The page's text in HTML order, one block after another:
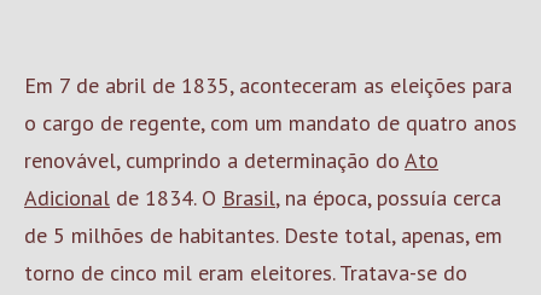
Em 7 de abril de 1835, aconteceram as eleições para
o cargo de regente, com um mandato de quatro anos
renovável, cumprindo a determinação do Ato
Adicional de 1834. O Brasil, na época, possuía cerca
de 5 milhões de habitantes. Deste total, apenas, em
torno de cinco mil eram eleitores. Tratava-se do